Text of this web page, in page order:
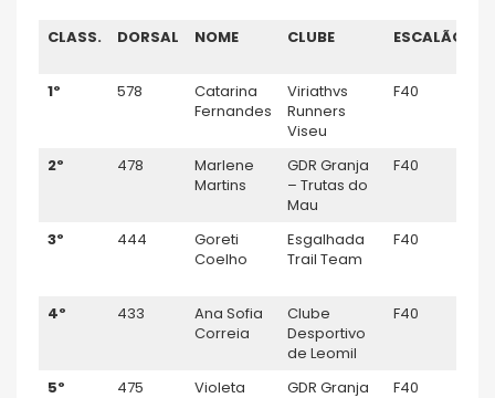
CLASS. DORSAL NOME CLUBE ESCALÃO
1º
578
Catarina
Fernandes
Viriathvs
Runners
Viseu
F40
2º 478
Marlene
Martins
GDR Granja
– Trutas do
Mau
F40
3º 444
Goreti
Coelho
Esgalhada
Trail Team
F40
4º 433
Ana Sofia
Correia
Clube
Desportivo
de Leomil
F40
5º 475
Violeta
GDR Granja
F40